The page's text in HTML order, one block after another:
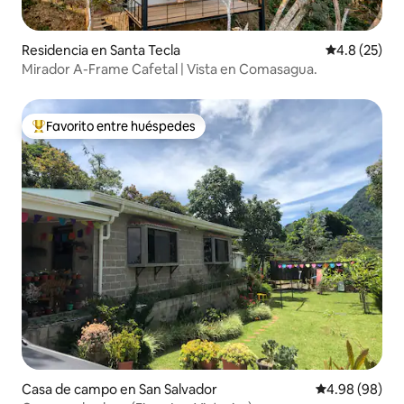
Residencia en Santa Tecla Calificación
4.8 (25)
Mirador A-Frame Cafetal | Vista en Comasagua.
De los mejores en Favorito entre huéspedes
Favorito entre huéspedes
Casa de campo en San Salvador Calificación
4.98 (98)